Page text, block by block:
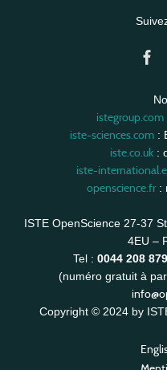
istegroup.com
iste-sciences.com:
iste.co.uk :
iste-
openscience.fr:
ISTE OpenScience 27-37
4EU –
Tel : 0044 208
(numéro gratuit à
Copyright © 2024 by